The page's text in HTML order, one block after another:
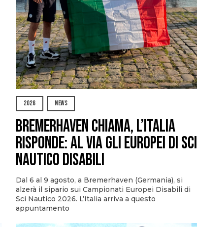
2026 NEWS
Bremerhaven chiama, l’Italia
risponde: al via gli Europei di Sci
Nautico Disabili
Dal 6 al 9 agosto, a Bremerhaven (Germania), si
alzerà il sipario sui Campionati Europei Disabili di
Sci Nautico 2026. L’Italia arriva a questo
appuntamento